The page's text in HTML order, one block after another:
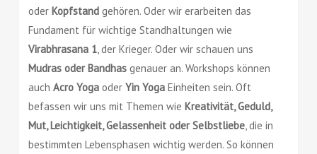
oderKopfstand gehören. Oder wir erarbeiten das
Fundament für wichtige Standhaltungen wie
Virabhrasana 1, der Krieger. Oder wir schauen uns
Mudras oder Bandhas genauer an. Workshops können
auchAcro Yoga oderYin Yoga Einheiten sein. Oft
befassen wir uns mit Themen wieKreativität, Geduld,
Mut, Leichtigkeit, Gelassenheit oder Selbstliebe, die in
bestimmten Lebensphasen wichtig werden. So können